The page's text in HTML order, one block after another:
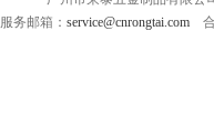
服务邮箱： service@cnrongtai.com 合